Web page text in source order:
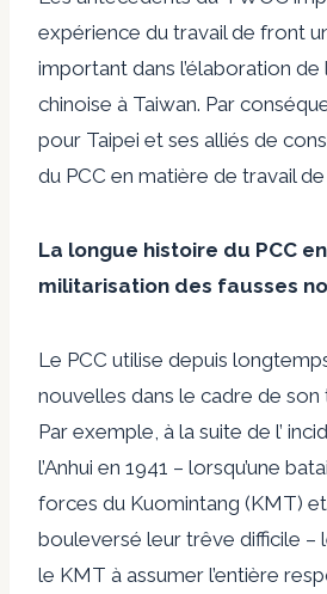
expérience du travail de front
important dans l’élaboration de
chinoise à Taiwan. Par
pour Taipei et ses alliés de
du PCC en matière de travail
La longue histoire du PCC
militarisation des fausses
Le PCC utilise depuis
nouvelles dans le cadre de son
Par exemple, à la suite de l’
l’Anhui en 1941 – lorsqu’une
forces du Kuomintang (KMT)
bouleversé leur trêve difficile –
le KMT à assumer l’entière